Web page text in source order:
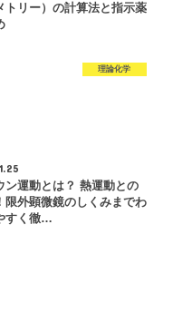
トリー）の計算法と指示薬
理論化学
ン運動とは？ 熱運動との
限外顕微鏡のしくみまでわ
すく徹…